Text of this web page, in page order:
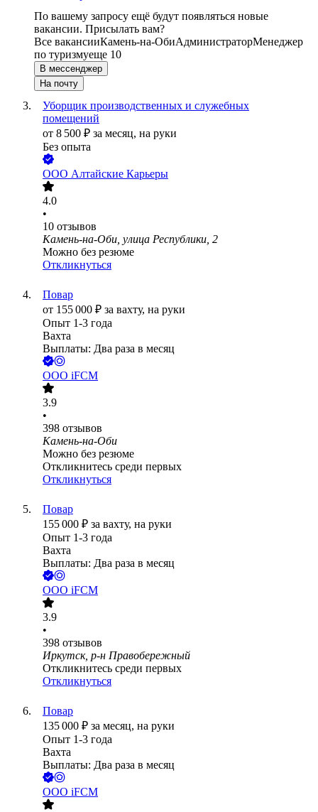
По вашему запросу ещё будут появляться новые
вакансии. Присылать вам?
Все вакансииКамень-на-ОбиАдминистраторМенеджер
по туризмуеще 10
В мессенджер
На почту
Уборщик производственных и служебных
помещений
от 8 500 ₽ за месяц, на руки
Без опыта
ООО Алтайские Карьеры
4.0
•
10 отзывов
Камень-на-Оби, улица Республики, 2
Можно без резюме
Откликнуться
Повар
от 155 000 ₽ за вахту, на руки
Опыт 1-3 года
Вахта
Выплаты: Два раза в месяц
ООО iFCM
3.9
•
398 отзывов
Камень-на-Оби
Можно без резюме
Откликнитесь среди первых
Откликнуться
Повар
155 000 ₽ за вахту, на руки
Опыт 1-3 года
Вахта
Выплаты: Два раза в месяц
ООО iFCM
3.9
•
398 отзывов
Иркутск, р-н Правобережный
Откликнитесь среди первых
Откликнуться
Повар
135 000 ₽ за месяц, на руки
Опыт 1-3 года
Вахта
Выплаты: Два раза в месяц
ООО iFCM